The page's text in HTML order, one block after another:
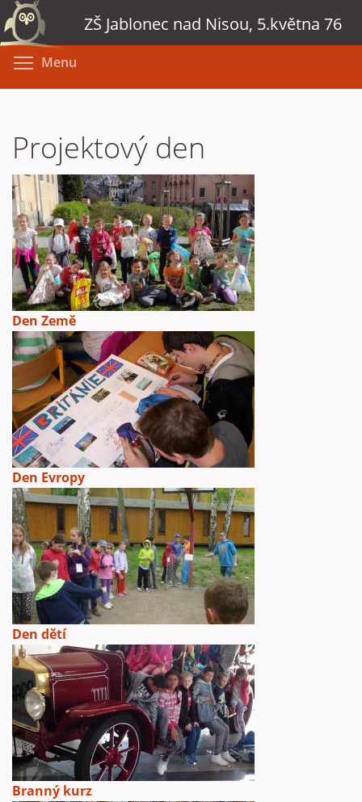
Přejít
k
hlavnímu
obsahu
ZŠ Jablonec nad Nisou, 5.května 76
Menu
Projektový den
Den Země
Den Evropy
Den dětí
Branný kurz